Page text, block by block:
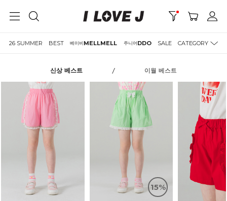
26 SUMMER BEST 베이비MELLMELL 주니어DDO SALE CATEGORY
신상 베스트 / 이월 베스트
15%